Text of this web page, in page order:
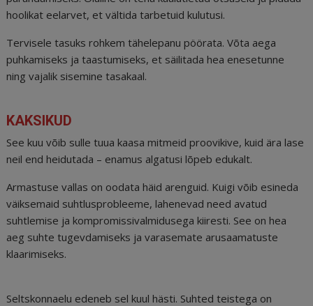
hoolikat eelarvet, et vältida tarbetuid kulutusi.
Tervisele tasuks rohkem tähelepanu pöörata. Võta aega
puhkamiseks ja taastumiseks, et säilitada hea enesetunne
ning vajalik sisemine tasakaal.
KAKSIKUD
See kuu võib sulle tuua kaasa mitmeid proovikive, kuid ära lase
neil end heidutada – enamus algatusi lõpeb edukalt.
Armastuse vallas on oodata häid arenguid. Kuigi võib esineda
väiksemaid suhtlusprobleeme, lahenevad need avatud
suhtlemise ja kompromissivalmidusega kiiresti. See on hea
aeg suhte tugevdamiseks ja varasemate arusaamatuste
klaarimiseks.
Seltskonnaelu edeneb sel kuul hästi. Suhted teistega on